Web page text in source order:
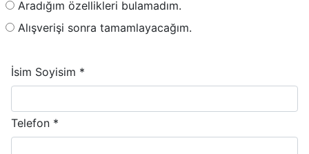
Aradığım özellikleri bulamadım.
Alışverişi sonra tamamlayacağım.
İsim Soyisim *
Telefon *